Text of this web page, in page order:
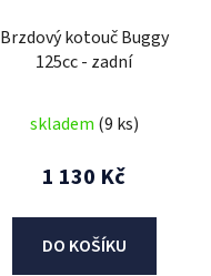
Brzdový kotouč Buggy
125cc - zadní
skladem (9 ks)
1 130 Kč
DO KOŠÍKU